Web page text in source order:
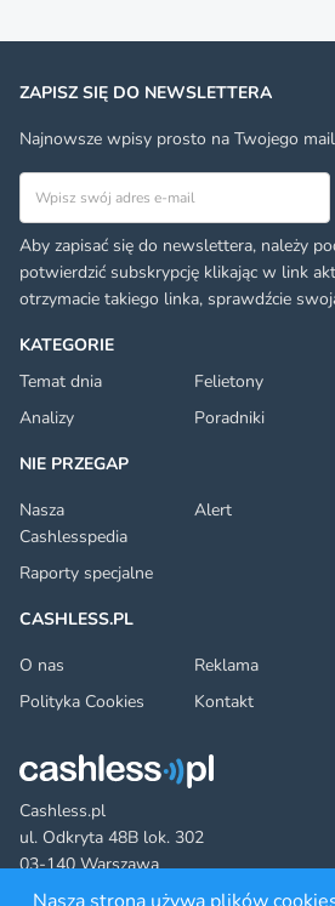
Cashless.pl
ul. Odkryta 48B lok. 302
03-140 Warszawa
KATEGORIE
Temat dnia
Felietony
Analizy
Poradniki
NIE PRZEGAP
Nasza
Cashlesspedia
Alert
Raporty specjalne
CASHLESS.PL
O nas
Reklama
Polityka Cookies
Kontakt
ZAPISZ SIĘ DO NEWSLETTERA
Najnowsze wpisy prosto na Twojego
Adres email
Aby zapisać się do newslettera, należy
potwierdzić subskrypcję klikając w link
otrzymacie takiego linka, sprawdźcie